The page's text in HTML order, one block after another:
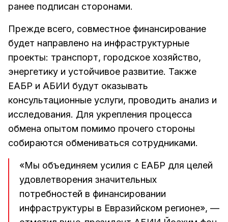
ранее подписан сторонами.
Прежде всего, совместное финансирование
будет направлено на инфраструктурные
проекты: транспорт, городское хозяйство,
энергетику и устойчивое развитие. Также
ЕАБР и АБИИ будут оказывать
консультационные услуги, проводить анализ и
исследования. Для укрепления процесса
обмена опытом помимо прочего стороны
собираются обмениваться сотрудниками.
«Мы объединяем усилия с ЕАБР для целей
удовлетворения значительных
потребностей в финансировании
инфраструктуры в Евразийском регионе», —